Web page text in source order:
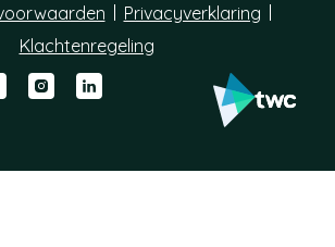
Privacyverklaring
Klachtenregeling